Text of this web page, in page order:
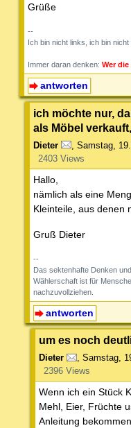
Grüße
--
Ich bin nicht links, ich bin
Immer daran denken: Wer
antworten
ich möchte nur,
als Möbel
Dieter Samstag,
2403 Views
Hallo,
nämlich als eine
Kleinteile, aus denen
Gruß Dieter
--
Das sektenhafte Denken
Wählerschaft ist für
nachzuvollziehen.
antworten
um es noch
Dieter , Samstag,
2396 Views
Wenn ich ein Stück
Mehl, Eier, Früchte
Anleitung